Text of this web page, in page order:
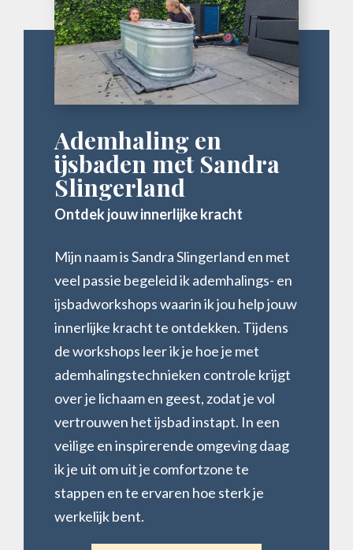
Ademhaling en
ijsbaden met Sandra
Slingerland
Ontdek jouw innerlijke kracht
Mijn naam is Sandra Slingerland en met
veel passie begeleid ik ademhalings- en
ijsbadworkshops waarin ik jou help jouw
innerlijke kracht te ontdekken. Tijdens
de workshops leer ik je hoe je met
ademhalingstechnieken controle krijgt
over je lichaam en geest, zodat je vol
vertrouwen het ijsbad instapt. In een
veilige en inspirerende omgeving daag
ik je uit om uit je comfortzone te
stappen en te ervaren hoe sterk je
werkelijk bent.